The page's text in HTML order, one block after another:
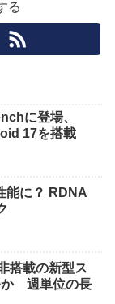
る
に登場、
17を搭載
能に？ RDNA
搭載の新型ス
か 週単位の長